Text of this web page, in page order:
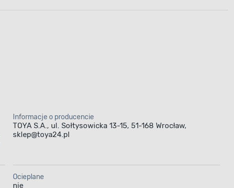
Informacje o producencie
TOYA S.A., ul. Sołtysowicka 13-15, 51-168 Wrocław,
sklep@toya24.pl
Ocieplane
nie